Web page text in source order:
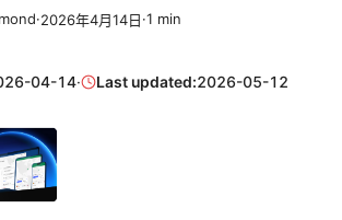
·2026年4月14日·1 min
04-14· Last updated:2026-05-12